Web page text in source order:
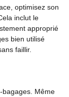
optimisez son
inclut le
approprié
bien utilisé
faillir.
bagages. Même